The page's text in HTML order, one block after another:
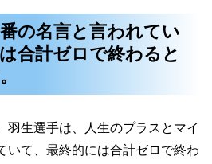
の名言と言われてい
合計ゼロで終わると
羽生選手は、人生のプラスとマイ
いて、最終的には合計ゼロで終わ